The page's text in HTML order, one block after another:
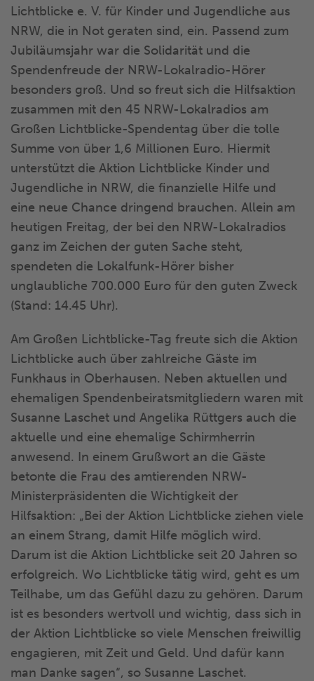
Lichtblicke e. V. für Kinder und Jugendliche aus
NRW, die in Not geraten sind, ein. Passend zum
Jubiläumsjahr war die Solidarität und die
Spendenfreude der NRW-Lokalradio-Hörer
besonders groß. Und so freut sich die Hilfsaktion
zusammen mit den 45 NRW-Lokalradios am
Großen Lichtblicke-Spendentag über die tolle
Summe von über 1,6 Millionen Euro. Hiermit
unterstützt die Aktion Lichtblicke Kinder und
Jugendliche in NRW, die finanzielle Hilfe und
eine neue Chance dringend brauchen. Allein am
heutigen Freitag, der bei den NRW-Lokalradios
ganz im Zeichen der guten Sache steht,
spendeten die Lokalfunk-Hörer bisher
unglaubliche 700.000 Euro für den guten Zweck
(Stand: 14.45 Uhr).
Am Großen Lichtblicke-Tag freute sich die Aktion
Lichtblicke auch über zahlreiche Gäste im
Funkhaus in Oberhausen. Neben aktuellen und
ehemaligen Spendenbeiratsmitgliedern waren mit
Susanne Laschet und Angelika Rüttgers auch die
aktuelle und eine ehemalige Schirmherrin
anwesend. In einem Grußwort an die Gäste
betonte die Frau des amtierenden NRW-
Ministerpräsidenten die Wichtigkeit der
Hilfsaktion: „Bei der Aktion Lichtblicke ziehen viele
an einem Strang, damit Hilfe möglich wird.
Darum ist die Aktion Lichtblicke seit 20 Jahren so
erfolgreich. Wo Lichtblicke tätig wird, geht es um
Teilhabe, um das Gefühl dazu zu gehören. Darum
ist es besonders wertvoll und wichtig, dass sich in
der Aktion Lichtblicke so viele Menschen freiwillig
engagieren, mit Zeit und Geld. Und dafür kann
man Danke sagen“, so Susanne Laschet.